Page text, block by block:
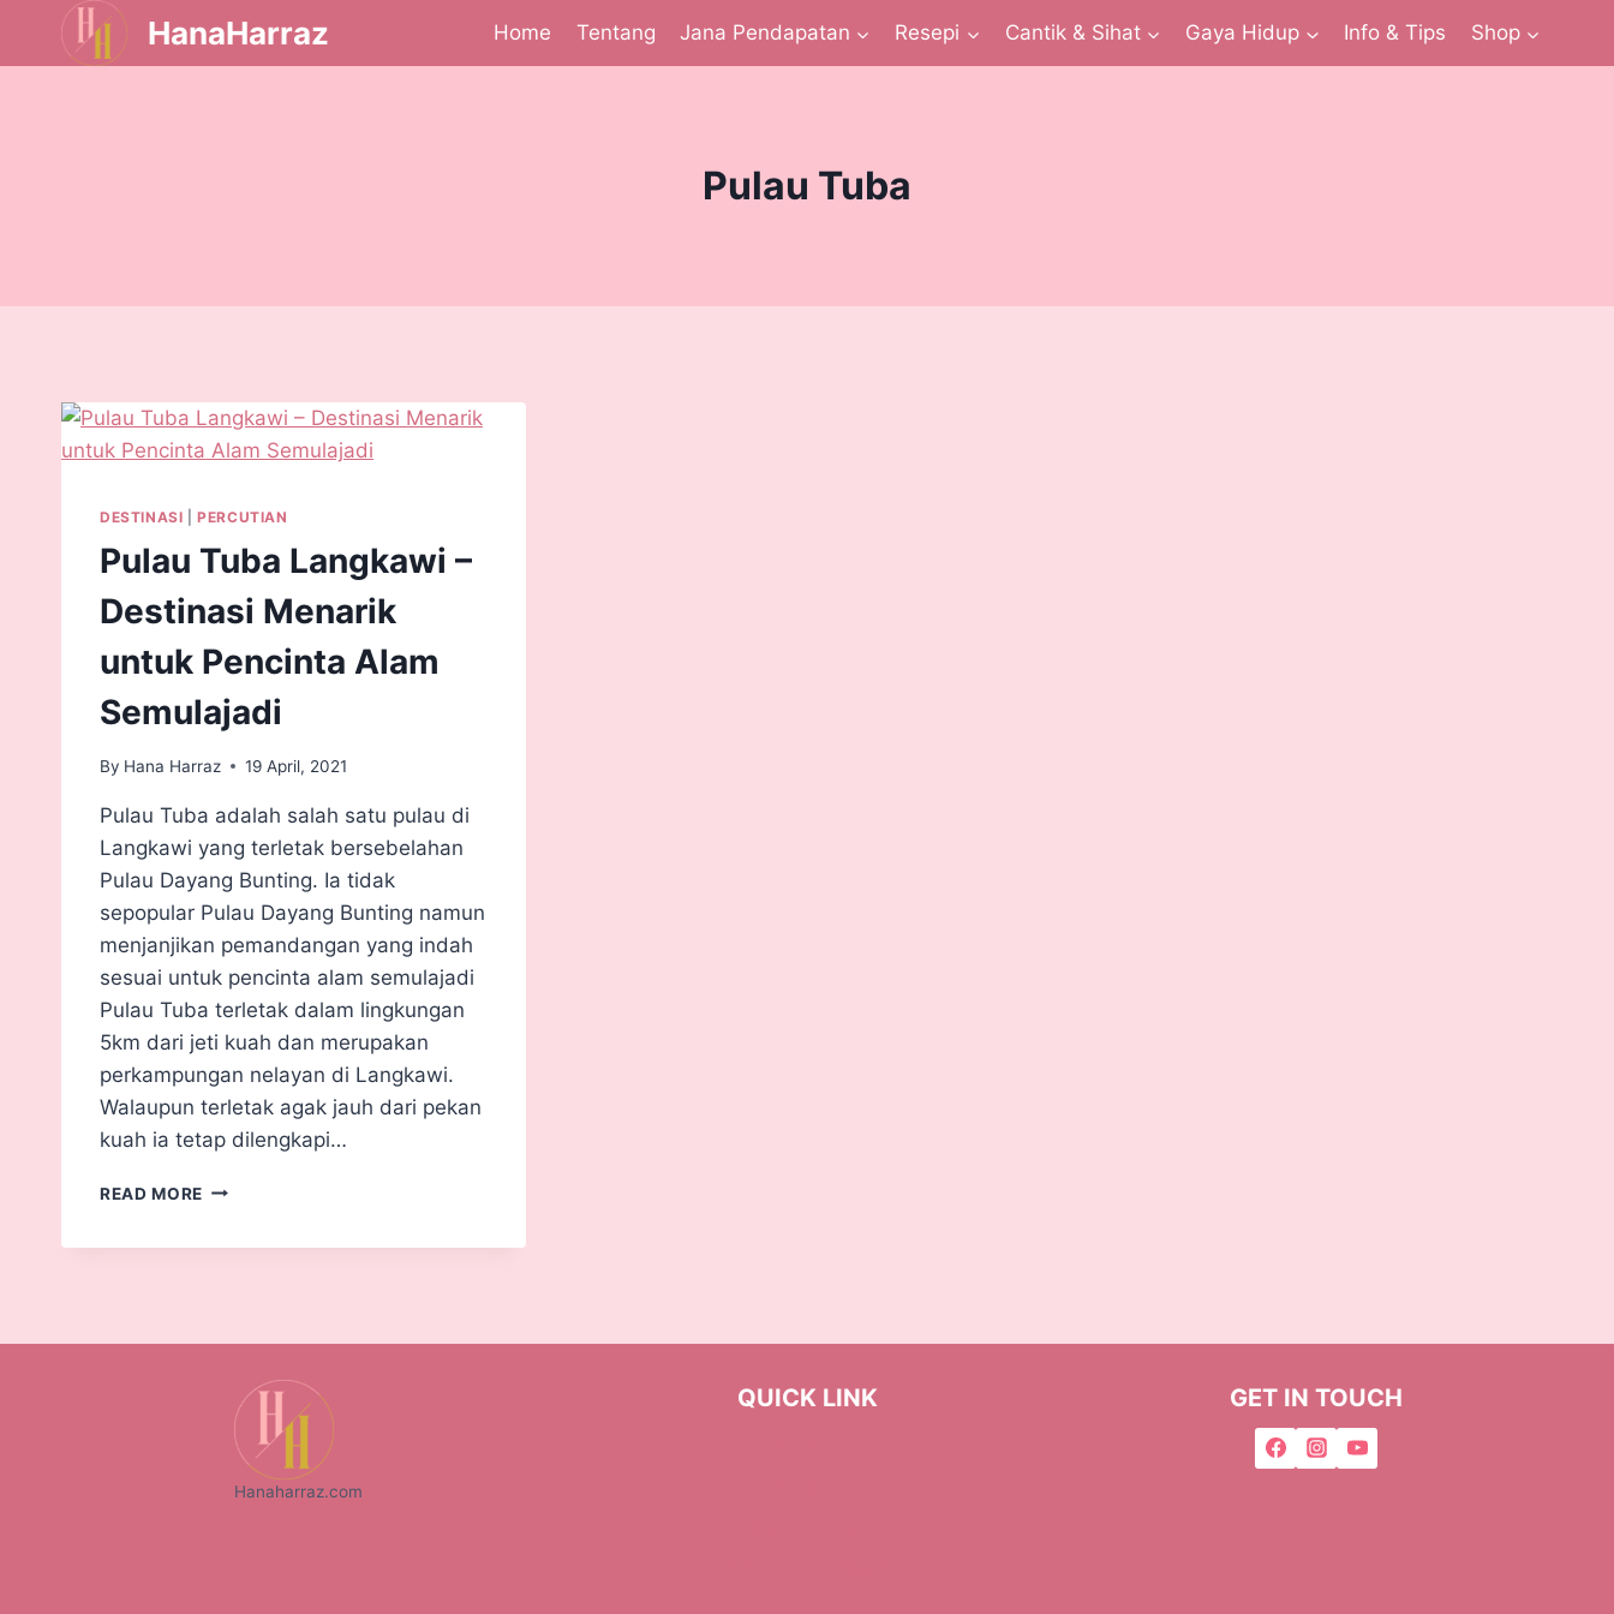
HanaHarraz Home Tentang Jana Pendapatan Resepi Cantik & Sihat Gaya Hidup Info & Tips Shop
Pulau Tuba
DESTINASI |PERCUTIAN
Pulau Tuba Langkawi –
Destinasi Menarik
untuk Pencinta Alam
Semulajadi
By Hana Harraz 19 April, 2021
Pulau Tuba adalah salah satu pulau di
Langkawi yang terletak bersebelahan
Pulau Dayang Bunting. Ia tidak
sepopular Pulau Dayang Bunting namun
menjanjikan pemandangan yang indah
sesuai untuk pencinta alam semulajadi
Pulau Tuba terletak dalam lingkungan
5km dari jeti kuah dan merupakan
perkampungan nelayan di Langkawi.
Walaupun terletak agak jauh dari pekan
kuah ia tetap dilengkapi…
READ MORE
Hanaharraz.com
QUICK LINK GET IN TOUCH